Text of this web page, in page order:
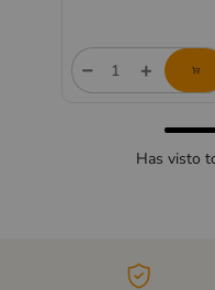
store/product-
Has visto